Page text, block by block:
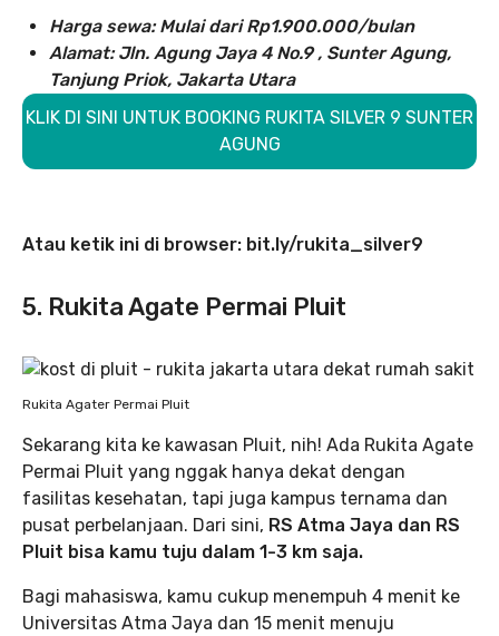
Harga sewa: Mulai dari Rp1.900.000/bulan
Alamat: Jln. Agung Jaya 4 No.9 , Sunter Agung,
Tanjung Priok, Jakarta Utara
KLIK DI SINI UNTUK BOOKING RUKITA SILVER 9 SUNTER
AGUNG
Atau ketik ini di browser: bit.ly/rukita_silver9
5. Rukita Agate Permai Pluit
Rukita Agater Permai Pluit
Sekarang kita ke kawasan Pluit, nih! Ada Rukita Agate
Permai Pluit yang nggak hanya dekat dengan
fasilitas kesehatan, tapi juga kampus ternama dan
pusat perbelanjaan. Dari sini, RS Atma Jaya dan RS
Pluit bisa kamu tuju dalam 1-3 km saja.
Bagi mahasiswa, kamu cukup menempuh 4 menit ke
Universitas Atma Jaya dan 15 menit menuju